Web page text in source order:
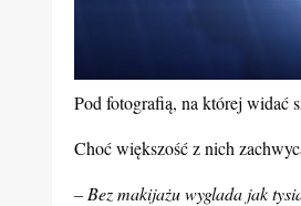
Pod fotografią, na której widać
Choć większość z nich
– Bez makijażu wyglada jak